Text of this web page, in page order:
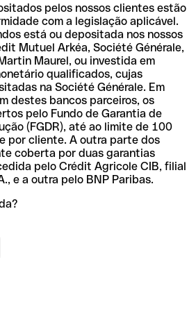
pelos nossos clientes estão
com a legislação aplicável.
está ou depositada nos nossos
Mutuel Arkéa, Société Générale,
Maurel, ou investida em
qualificados, cujas
na Société Générale. Em
destes bancos parceiros, os
pelo Fundo de Garantia de
(FGDR), até ao limite de 100
por cliente. A outra parte dos
coberta por duas garantias
pelo Crédit Agricole CIB, filial
e a outra pelo BNP Paribas.